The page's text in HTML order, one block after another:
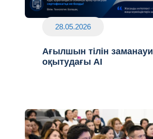
28.05.2026
Ағылшын тілін заманауи
оқытудағы AI